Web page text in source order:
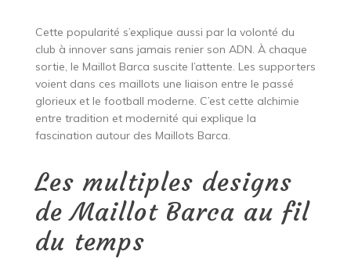
Cette popularité s’explique aussi par la volonté du
club à innover sans jamais renier son ADN. À chaque
sortie, le Maillot Barca suscite l’attente. Les supporters
voient dans ces maillots une liaison entre le passé
glorieux et le football moderne. C’est cette alchimie
entre tradition et modernité qui explique la
fascination autour des Maillots Barca.
Les multiples designs
de Maillot Barca au fil
du temps